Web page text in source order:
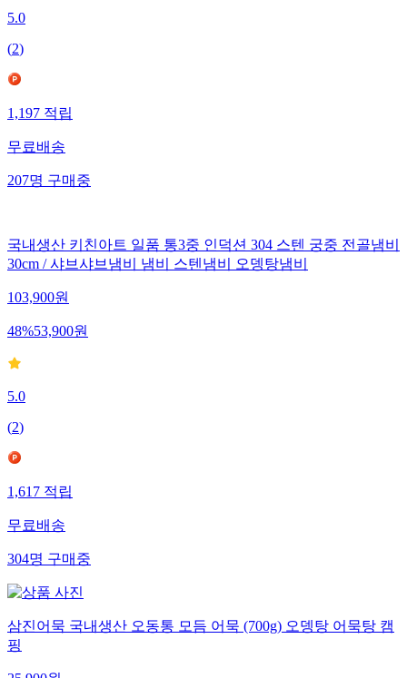
5.0
(2)
1,197적립
무료배송
207명구매중
국내생산 키친아트 일품 통3중 인덕션 304 스텐 궁중 전골냄비
30cm / 샤브샤브냄비 냄비 스텐냄비 오뎅탕냄비
103,900원
48%53,900원
5.0
(2)
1,617적립
무료배송
304명구매중
삼진어묵 국내생산 오동통 모듬 어묵 (700g) 오뎅탕 어묵탕 캠
핑